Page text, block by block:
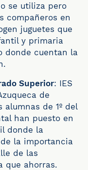
se utiliza pero
compañeros en
juguetes que
y primaria
donde cuentan la
Superior: IES
de
alumnas de 1º del
han puesto en
donde la
la importancia
de las
que ahorras.